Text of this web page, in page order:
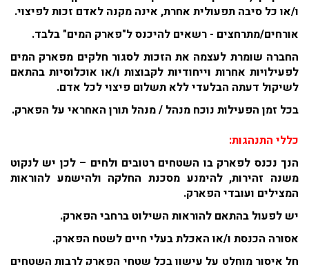
ו/או כל סיבה תפעולית אחרת, אינה מקנה לאדם זכות לפיצוי.
אורחים/מתרחצים - רשאים להיכנס ל"פארק המים" בלבד.
החברה שומרת לעצמה את הזכות לסגור חלקים מפארק המים
לפעילויות אחרות וייחודיות לקבוצות ו/או אוכלוסיות בהתאם
לשיקול דעתה הבלעדי ללא תשלום פיצוי לכל אדם.
בכל זמן הפעילות נוכח מנהל / מנהל תורן האחראי על הפארק.
כללי התנהגות:
הנך נכנס לפארק בו השטחים רטובים ולחים – לכן יש לנקוט
משנה זהירות, להימנע מסכנת החלקה ולהישמע להוראות
המצילים ועובדי הפארק.
יש לפעול בהתאם להוראות השילוט ברחבי הפארק.
אסורה הכנסת ו/או האכלת בעלי חיים לשטח הפארק.
חל איסור מוחלט על עישון בכל שטחי הפארק לרבות השטחים